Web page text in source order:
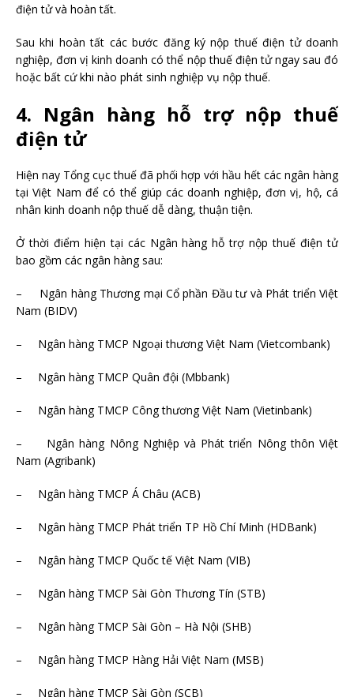
điện tử và hoàn tất.
Sau khi hoàn tất các bước đăng ký nộp thuế điện tử doanh
nghiệp, đơn vị kinh doanh có thể nộp thuế điện tử ngay sau đó
hoặc bất cứ khi nào phát sinh nghiệp vụ nộp thuế.
4. Ngân hàng hỗ trợ nộp thuế
điện tử
Hiện nay Tổng cục thuế đã phối hợp với hầu hết các ngân hàng
tại Việt Nam để có thể giúp các doanh nghiệp, đơn vị, hộ, cá
nhân kinh doanh nộp thuế dễ dàng, thuận tiện.
Ở thời điểm hiện tại các Ngân hàng hỗ trợ nộp thuế điện tử
bao gồm các ngân hàng sau:
– Ngân hàng Thương mại Cổ phần Đầu tư và Phát triển Việt
Nam (BIDV)
– Ngân hàng TMCP Ngoại thương Việt Nam (Vietcombank)
– Ngân hàng TMCP Quân đội (Mbbank)
– Ngân hàng TMCP Công thương Việt Nam (Vietinbank)
– Ngân hàng Nông Nghiệp và Phát triển Nông thôn Việt
Nam (Agribank)
– Ngân hàng TMCP Á Châu (ACB)
– Ngân hàng TMCP Phát triển TP Hồ Chí Minh (HDBank)
– Ngân hàng TMCP Quốc tế Việt Nam (VIB)
– Ngân hàng TMCP Sài Gòn Thương Tín (STB)
– Ngân hàng TMCP Sài Gòn – Hà Nội (SHB)
– Ngân hàng TMCP Hàng Hải Việt Nam (MSB)
– Ngân hàng TMCP Sài Gòn (SCB)